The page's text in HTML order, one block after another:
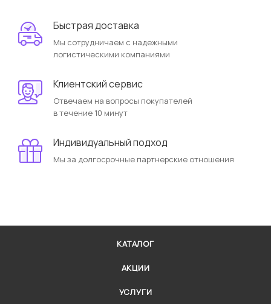
Быстрая доставка
Мы сотрудничаем с надежными
логистическими компаниями
Клиентский сервис
Отвечаем на вопросы покупателей
в течение 10 минут
Индивидуальный подход
Мы за долгосрочные партнерские отношения
КАТАЛОГ
АКЦИИ
УСЛУГИ